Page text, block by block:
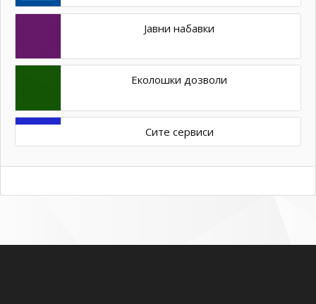
Јавни набавки
Еколошки дозволи
Сите сервиси